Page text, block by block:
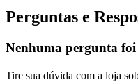
Perguntas e
Nenhuma pergunta
Tire sua dúvida com a loja